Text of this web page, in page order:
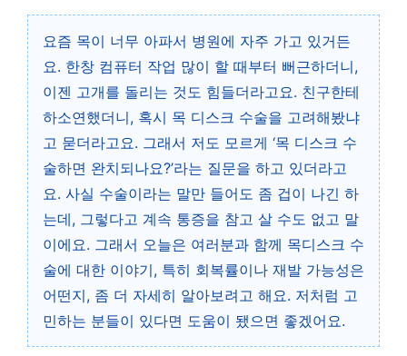
요즘 목이 너무 아파서 병원에 자주 가고 있거든
요. 한창 컴퓨터 작업 많이 할 때부터 뻐근하더니,
이젠 고개를 돌리는 것도 힘들더라고요. 친구한테
하소연했더니, 혹시 목 디스크 수술을 고려해봤냐
고 묻더라고요. 그래서 저도 모르게 ‘목 디스크 수
술하면 완치되나요?’라는 질문을 하고 있더라고
요. 사실 수술이라는 말만 들어도 좀 겁이 나긴 하
는데, 그렇다고 계속 통증을 참고 살 수도 없고 말
이에요. 그래서 오늘은 여러분과 함께 목디스크 수
술에 대한 이야기, 특히 회복률이나 재발 가능성은
어떤지, 좀 더 자세히 알아보려고 해요. 저처럼 고
민하는 분들이 있다면 도움이 됐으면 좋겠어요.